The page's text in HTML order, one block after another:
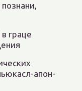
граце
апон-